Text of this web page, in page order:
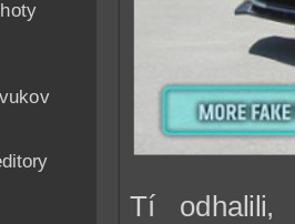
Tí odhalili,